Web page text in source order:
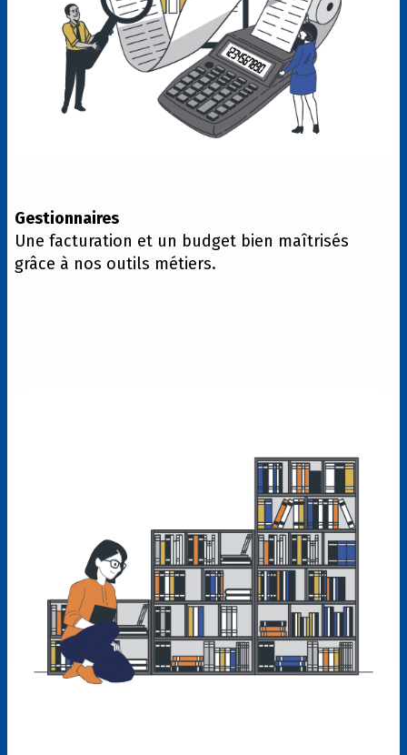
Gestionnaires
Une facturation et un budget bien maîtrisés
grâce à nos outils métiers.